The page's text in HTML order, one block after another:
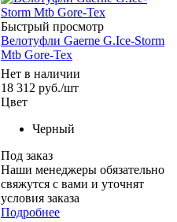
Быстрый просмотр
Велотуфли Gaerne G.Ice-Storm
Mtb Gore-Tex
Нет в наличии
18 312 руб./шт
Цвет
Черный
Под заказ
Наши менеджеры обязательно
свяжутся с вами и уточнят
условия заказа
Подробнее